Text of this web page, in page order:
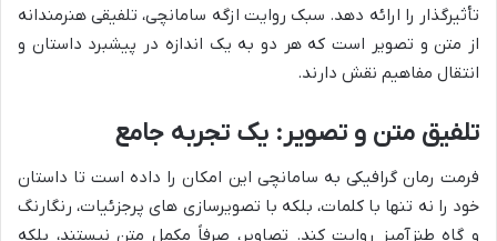
تأثیرگذار را ارائه دهد. سبک روایت ازگه سامانچی، تلفیقی هنرمندانه
از متن و تصویر است که هر دو به یک اندازه در پیشبرد داستان و
انتقال مفاهیم نقش دارند.
تلفیق متن و تصویر: یک تجربه جامع
فرمت رمان گرافیکی به سامانچی این امکان را داده است تا داستان
خود را نه تنها با کلمات، بلکه با تصویرسازی های پرجزئیات، رنگارنگ
و گاه طنزآمیز روایت کند. تصاویر، صرفاً مکمل متن نیستند، بلکه